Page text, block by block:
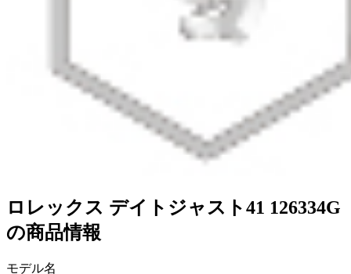
ロレックス デイトジャスト41 126334G
の商品情報
モデル名